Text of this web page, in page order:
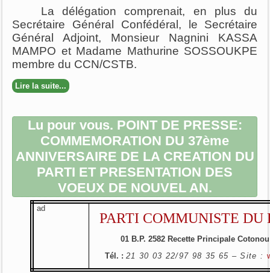
La délégation comprenait, en plus du
Secrétaire Général Confédéral, le Secrétaire
Général Adjoint, Monsieur Nagnini KASSA
MAMPO et Madame Mathurine SOSSOUKPE
membre du CCN/CSTB.
Lire la suite...
Lu pour vous. POINT DE PRESSE:
COMMEMORATION DU 37ème
ANNIVERSAIRE DE LA CREATION DU
PARTI ET PRESENTATION DES
VOEUX DE NOUVEL AN.
ad
PARTI COMMUNISTE DU
01 B.P. 2582 Recette Principale
Tél. : 21 30 03 22/97 98 35 65 – Site :